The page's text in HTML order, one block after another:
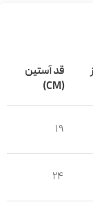
قد آستین
(CM)
19
24